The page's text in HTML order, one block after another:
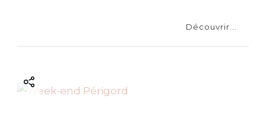
Découvrir...